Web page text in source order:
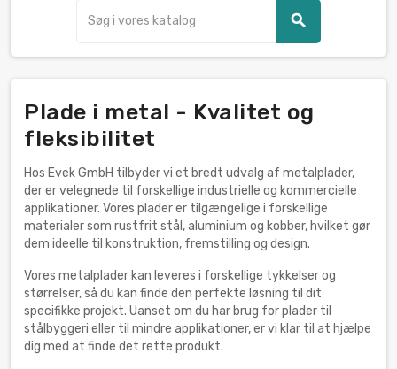
search
Plade i metal - Kvalitet og
fleksibilitet
Hos Evek GmbH tilbyder vi et bredt udvalg af metalplader,
der er velegnede til forskellige industrielle og kommercielle
applikationer. Vores plader er tilgængelige i forskellige
materialer som rustfrit stål, aluminium og kobber, hvilket gør
dem ideelle til konstruktion, fremstilling og design.
Vores metalplader kan leveres i forskellige tykkelser og
størrelser, så du kan finde den perfekte løsning til dit
specifikke projekt. Uanset om du har brug for plader til
stålbyggeri eller til mindre applikationer, er vi klar til at hjælpe
dig med at finde det rette produkt.